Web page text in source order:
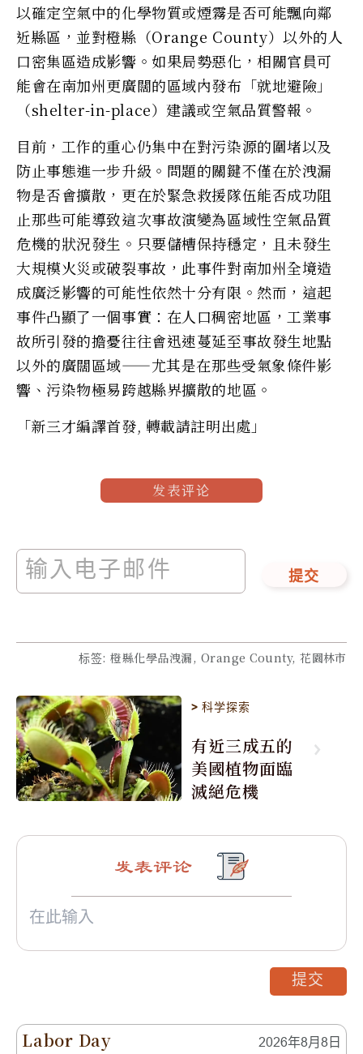
以確定空氣中的化學物質或煙霧是否可能飄向鄰
近縣區，並對橙縣（Orange County）以外的人
口密集區造成影響。如果局勢惡化，相關官員可
能會在南加州更廣闊的區域內發布「就地避險」
（shelter-in-place）建議或空氣品質警報。
目前，工作的重心仍集中在對污染源的圍堵以及
防止事態進一步升級。問題的關鍵不僅在於洩漏
物是否會擴散，更在於緊急救援隊伍能否成功阻
止那些可能導致這次事故演變為區域性空氣品質
危機的狀況發生。只要儲槽保持穩定，且未發生
大規模火災或破裂事故，此事件對南加州全境造
成廣泛影響的可能性依然十分有限。然而，這起
事件凸顯了一個事實：在人口稠密地區，工業事
故所引發的擔憂往往會迅速蔓延至事故發生地點
以外的廣闊區域——尤其是在那些受氣象條件影
響、污染物極易跨越縣界擴散的地區。
「新三才編譯首發, 轉載請註明出處」
发表评论
提交
标签: 橙縣化學品洩漏, Orange County, 花園林市
>科学探索
有近三成五的
美國植物面臨
滅絕危機
Labor Day 2026年8月8日
发表评论
提交